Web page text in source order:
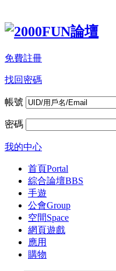
免費註冊
找回密碼
帳號
密碼
我的中心
首頁Portal
綜合論壇BBS
手遊
公會Group
空間Space
網頁遊戲
應用
購物